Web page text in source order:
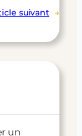
suivant →
un